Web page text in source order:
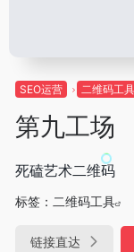
SEO运营 二维码工具
第九工场
死磕艺术二维码
标签： 二维码工具
链接直达